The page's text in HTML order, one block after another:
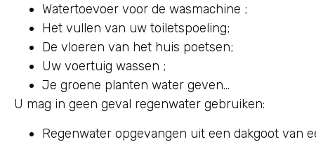
Watertoevoer voor de wasmachine ;
Het vullen van uw toiletspoeling;
De vloeren van het huis poetsen;
Uw voertuig wassen ;
Je groene planten water geven…
U mag in geen geval regenwater gebruiken:
Regenwater opgevangen uit een dakgoot van